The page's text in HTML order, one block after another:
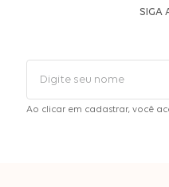
SIGA
Ao clicar em cadastrar, você